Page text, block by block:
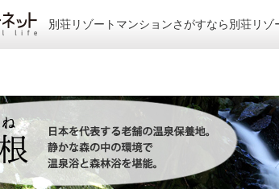
別荘リゾートマンションさがすなら別荘リゾ